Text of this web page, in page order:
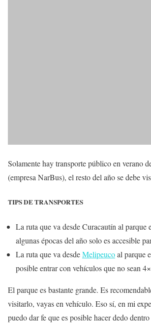
Solamente hay transporte público en verano
(empresa NarBus), el resto del año se debe
TIPS DE TRANSPORTES
La ruta que va desde Curacautín al parque
algunas épocas del año solo es accesible
La ruta que va desdeMelipeucoal parque
posible entrar con vehículos que no sean
El parque es bastante grande. Es
visitarlo, vayas en vehículo. Eso sí, en mi
puedo dar fe que es posible hacer dedo